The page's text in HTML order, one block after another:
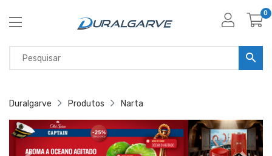
0
Duralgarve Produtos Narta